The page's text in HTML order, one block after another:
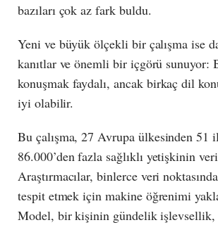
bazıları çok az fark buldu.
Yeni ve büyük ölçekli bir çalışma ise
kanıtlar ve önemli bir içgörü sunuyor:
konuşmak faydalı, ancak birkaç dil
iyi olabilir.
Bu çalışma, 27 Avrupa ülkesinden 51
86.000’den fazla sağlıklı yetişkinin
Araştırmacılar, binlerce veri
tespit etmek için makine öğrenimi
Model, bir kişinin gündelik işlevsellik,